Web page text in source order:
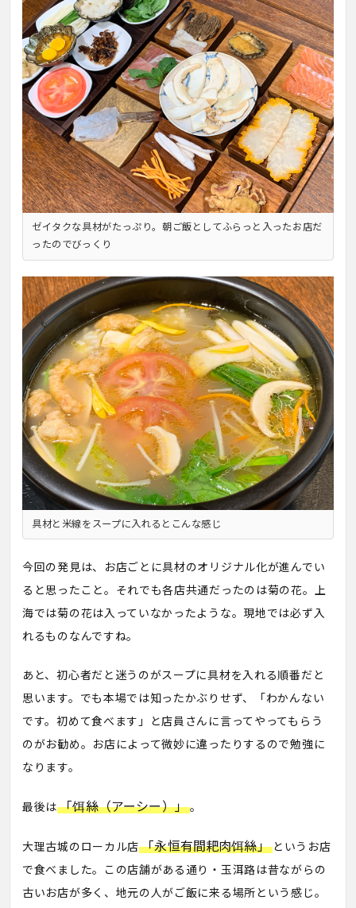
ゼイタクな具材がたっぷり。朝ご飯としてふらっと入ったお店だ
ったのでびっくり
具材と米線をスープに入れるとこんな感じ
今回の発見は、お店ごとに具材のオリジナル化が進んでい
ると思ったこと。それでも各店共通だったのは菊の花。上
海では菊の花は入っていなかったような。現地では必ず入
れるものなんですね。
あと、初心者だと迷うのがスープに具材を入れる順番だと
思います。でも本場では知ったかぶりせず、「わかんない
です。初めて食べます」と店員さんに言ってやってもらう
のがお勧め。お店によって微妙に違ったりするので勉強に
なります。
最後は「饵絲（アーシー）」。
大理古城のローカル店 「永恒有間耙肉饵絲」というお店
で食べました。この店舗がある通り・玉洱路は昔ながらの
古いお店が多く、地元の人がご飯に来る場所という感じ。